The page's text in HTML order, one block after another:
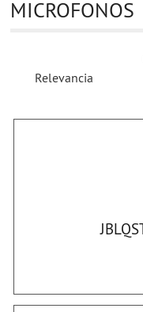
MICROFONOS
Relevancia